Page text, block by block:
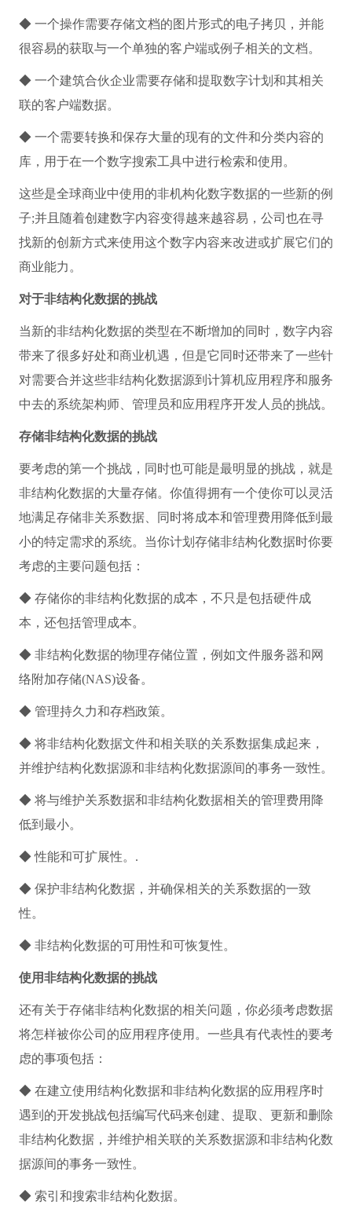
◆ 一个操作需要存储文档的图片形式的电子拷贝，并能
很容易的获取与一个单独的客户端或例子相关的文档。
◆ 一个建筑合伙企业需要存储和提取数字计划和其相关
联的客户端数据。
◆ 一个需要转换和保存大量的现有的文件和分类内容的
库，用于在一个数字搜索工具中进行检索和使用。
这些是全球商业中使用的非机构化数字数据的一些新的例
子;并且随着创建数字内容变得越来越容易，公司也在寻
找新的创新方式来使用这个数字内容来改进或扩展它们的
商业能力。
对于非结构化数据的挑战
当新的非结构化数据的类型在不断增加的同时，数字内容
带来了很多好处和商业机遇，但是它同时还带来了一些针
对需要合并这些非结构化数据源到计算机应用程序和服务
中去的系统架构师、管理员和应用程序开发人员的挑战。
存储非结构化数据的挑战
要考虑的第一个挑战，同时也可能是最明显的挑战，就是
非结构化数据的大量存储。你值得拥有一个使你可以灵活
地满足存储非关系数据、同时将成本和管理费用降低到最
小的特定需求的系统。当你计划存储非结构化数据时你要
考虑的主要问题包括：
◆ 存储你的非结构化数据的成本，不只是包括硬件成
本，还包括管理成本。
◆ 非结构化数据的物理存储位置，例如文件服务器和网
络附加存储(NAS)设备。
◆ 管理持久力和存档政策。
◆ 将非结构化数据文件和相关联的关系数据集成起来，
并维护结构化数据源和非结构化数据源间的事务一致性。
◆ 将与维护关系数据和非结构化数据相关的管理费用降
低到最小。
◆ 性能和可扩展性。.
◆ 保护非结构化数据，并确保相关的关系数据的一致
性。
◆ 非结构化数据的可用性和可恢复性。
使用非结构化数据的挑战
还有关于存储非结构化数据的相关问题，你必须考虑数据
将怎样被你公司的应用程序使用。一些具有代表性的要考
虑的事项包括：
◆ 在建立使用结构化数据和非结构化数据的应用程序时
遇到的开发挑战包括编写代码来创建、提取、更新和删除
非结构化数据，并维护相关联的关系数据源和非结构化数
据源间的事务一致性。
◆ 索引和搜索非结构化数据。